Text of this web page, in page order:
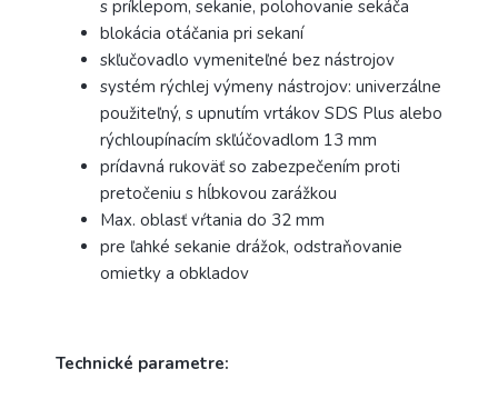
s príklepom, sekanie, polohovanie sekáča
blokácia otáčania pri sekaní
skľučovadlo vymeniteľné bez nástrojov
systém rýchlej výmeny nástrojov: univerzálne
použiteľný, s upnutím vrtákov SDS Plus alebo
rýchloupínacím skľúčovadlom 13 mm
prídavná rukoväť so zabezpečením proti
pretočeniu s hĺbkovou zarážkou
Max. oblasť vŕtania do 32 mm
pre ľahké sekanie drážok, odstraňovanie
omietky a obkladov
Technické parametre: